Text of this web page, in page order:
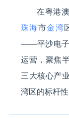
在粤港
珠海市金湾
——平沙电子
运营，聚焦
三大核心产
湾区的标杆性